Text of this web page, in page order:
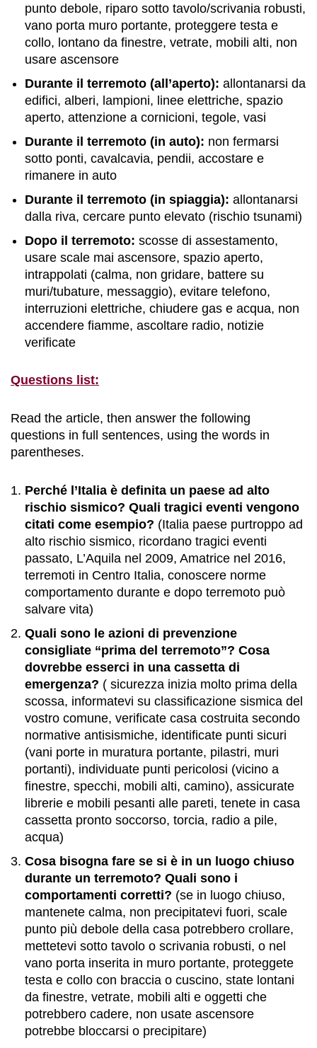
punto debole, riparo sotto tavolo/scrivania robusti,
vano porta muro portante, proteggere testa e
collo, lontano da finestre, vetrate, mobili alti, non
usare ascensore
Durante il terremoto (all’aperto): allontanarsi da
edifici, alberi, lampioni, linee elettriche, spazio
aperto, attenzione a cornicioni, tegole, vasi
Durante il terremoto (in auto): non fermarsi
sotto ponti, cavalcavia, pendii, accostare e
rimanere in auto
Durante il terremoto (in spiaggia): allontanarsi
dalla riva, cercare punto elevato (rischio tsunami)
Dopo il terremoto: scosse di assestamento,
usare scale mai ascensore, spazio aperto,
intrappolati (calma, non gridare, battere su
muri/tubature, messaggio), evitare telefono,
interruzioni elettriche, chiudere gas e acqua, non
accendere fiamme, ascoltare radio, notizie
verificate
Questions list:
Read the article, then answer the following
questions in full sentences, using the words in
parentheses.
Perché l’Italia è definita un paese ad alto
rischio sismico? Quali tragici eventi vengono
citati come esempio? (Italia paese purtroppo ad
alto rischio sismico, ricordano tragici eventi
passato, L’Aquila nel 2009, Amatrice nel 2016,
terremoti in Centro Italia, conoscere norme
comportamento durante e dopo terremoto può
salvare vita)
Quali sono le azioni di prevenzione
consigliate “prima del terremoto”? Cosa
dovrebbe esserci in una cassetta di
emergenza? ( sicurezza inizia molto prima della
scossa, informatevi su classificazione sismica del
vostro comune, verificate casa costruita secondo
normative antisismiche, identificate punti sicuri
(vani porte in muratura portante, pilastri, muri
portanti), individuate punti pericolosi (vicino a
finestre, specchi, mobili alti, camino), assicurate
librerie e mobili pesanti alle pareti, tenete in casa
cassetta pronto soccorso, torcia, radio a pile,
acqua)
Cosa bisogna fare se si è in un luogo chiuso
durante un terremoto? Quali sono i
comportamenti corretti? (se in luogo chiuso,
mantenete calma, non precipitatevi fuori, scale
punto più debole della casa potrebbero crollare,
mettetevi sotto tavolo o scrivania robusti, o nel
vano porta inserita in muro portante, proteggete
testa e collo con braccia o cuscino, state lontani
da finestre, vetrate, mobili alti e oggetti che
potrebbero cadere, non usate ascensore
potrebbe bloccarsi o precipitare)